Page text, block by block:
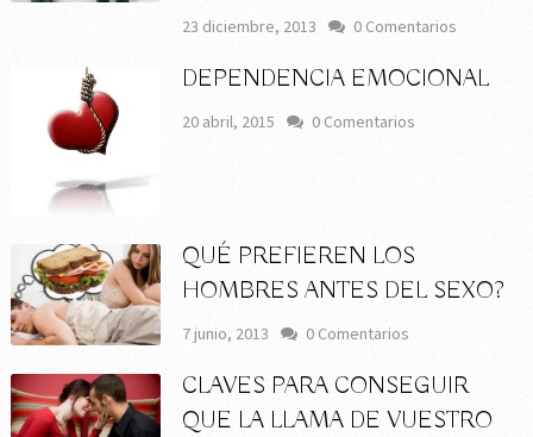
23 diciembre, 2013 0 Comentarios
DEPENDENCIA EMOCIONAL
20 abril, 2015 0 Comentarios
QUÉ PREFIEREN LOS
HOMBRES ANTES DEL SEXO?
7 junio, 2013 0 Comentarios
CLAVES PARA CONSEGUIR
QUE LA LLAMA DE VUESTRO